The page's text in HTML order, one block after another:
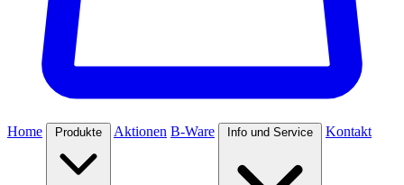
Home Produkte Aktionen B-Ware Info und Service Kontakt